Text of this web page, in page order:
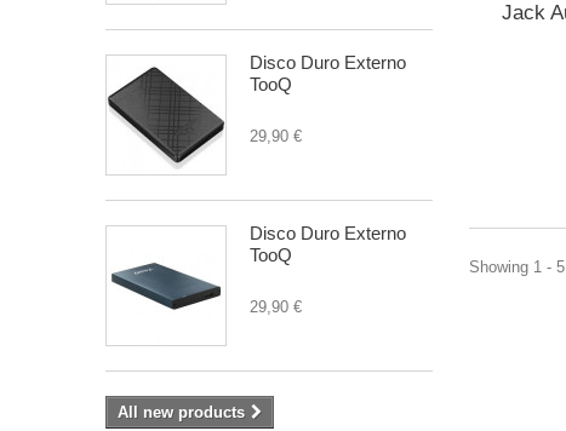
Disco Duro Externo
TooQ
29,90 €
Disco Duro Externo
TooQ
29,90 €
All new products
Jack
Showing 1 -